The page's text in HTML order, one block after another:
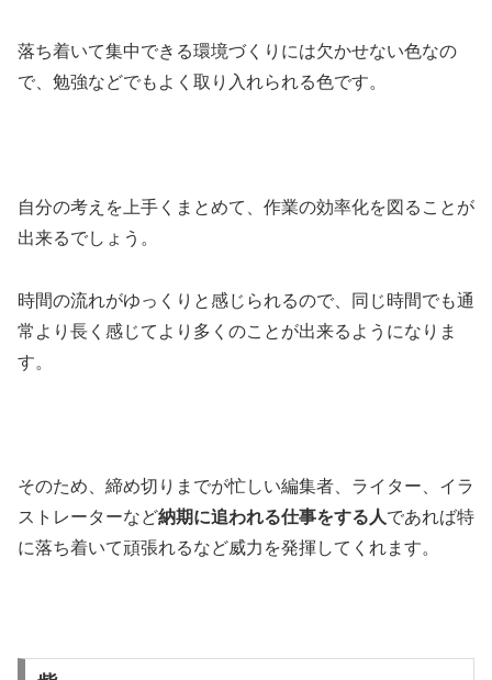
落ち着いて集中できる環境づくりには欠かせない色なの
で、勉強などでもよく取り入れられる色です。
自分の考えを上手くまとめて、作業の効率化を図ることが
出来るでしょう。
時間の流れがゆっくりと感じられるので、同じ時間でも通
常より長く感じてより多くのことが出来るようになりま
す。
そのため、締め切りまでが忙しい編集者、ライター、イラ
ストレーターなど納期に追われる仕事をする人であれば特
に落ち着いて頑張れるなど威力を発揮してくれます。